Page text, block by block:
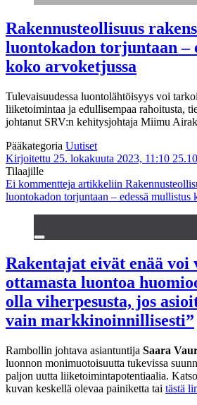
Rakennusteollisuus
luontokadon torjuntaan –
koko arvoketjussa
Tulevaisuudessa luontolähtöisyys voi
liiketoimintaa ja edullisempaa rahoitusta,
johtanut SRV:n kehitysjohtaja Miimu
Pääkategoria Uutiset
Kirjoitettu 25. lokakuuta 2023, 11:10
Tilaajille
Ei kommentteja artikkeliin
luontokadon torjuntaan – edessä mullistus
Rakentajat eivät enää voi
ottamasta luontoa
olla viherpesusta, jos
vain markkinoinnillisesti”
Rambollin johtava asiantuntija Saara
luonnon monimuotoisuutta tukevissa
paljon uutta liiketoimintapotentiaalia.
kuvan keskellä olevaa painiketta tai tästä